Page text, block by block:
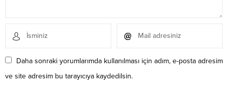
Daha sonraki yorumlarımda kullanılması için adım, e-posta adresim
ve site adresim bu tarayıcıya kaydedilsin.